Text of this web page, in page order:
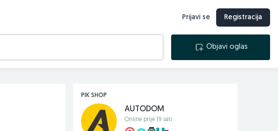
Prijavi se Registracija
Objavi oglas
PIK SHOP
AUTODOM
Online prije 19 sati